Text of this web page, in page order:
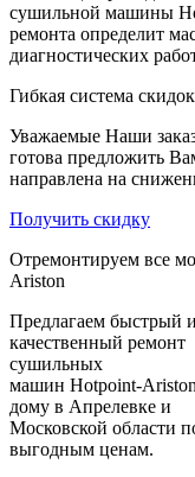
сушильной машины
ремонта определит
диагностических
Гибкая система скидок
Уважаемые Наши
готова предложить
направлена на
Получить скидку
Отремонтируем все
Ariston
Предлагаем быстрый и
качественный ремонт
сушильных
машин Hotpoint-
дому в Апрелевке и
Московской области
выгодным ценам.